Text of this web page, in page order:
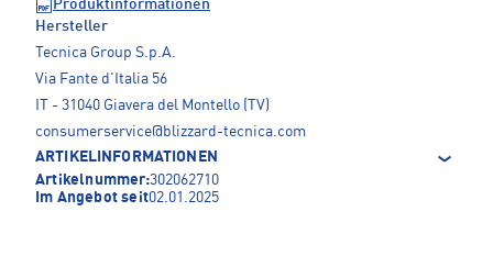
Produktinformationen
Hersteller
Tecnica Group S.p.A.
Via Fante d'Italia 56
IT - 31040 Giavera del Montello (TV)
consumerservice@blizzard-tecnica.com
ARTIKELINFORMATIONEN
Artikelnummer:302062710
Im Angebot seit02.01.2025